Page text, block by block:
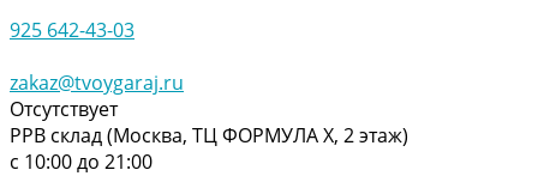
925 642-43-03
zakaz@tvoygaraj.ru
Отсутствует
РРВ склад (Москва, ТЦ ФОРМУЛА Х, 2 этаж)
с 10:00 до 21:00